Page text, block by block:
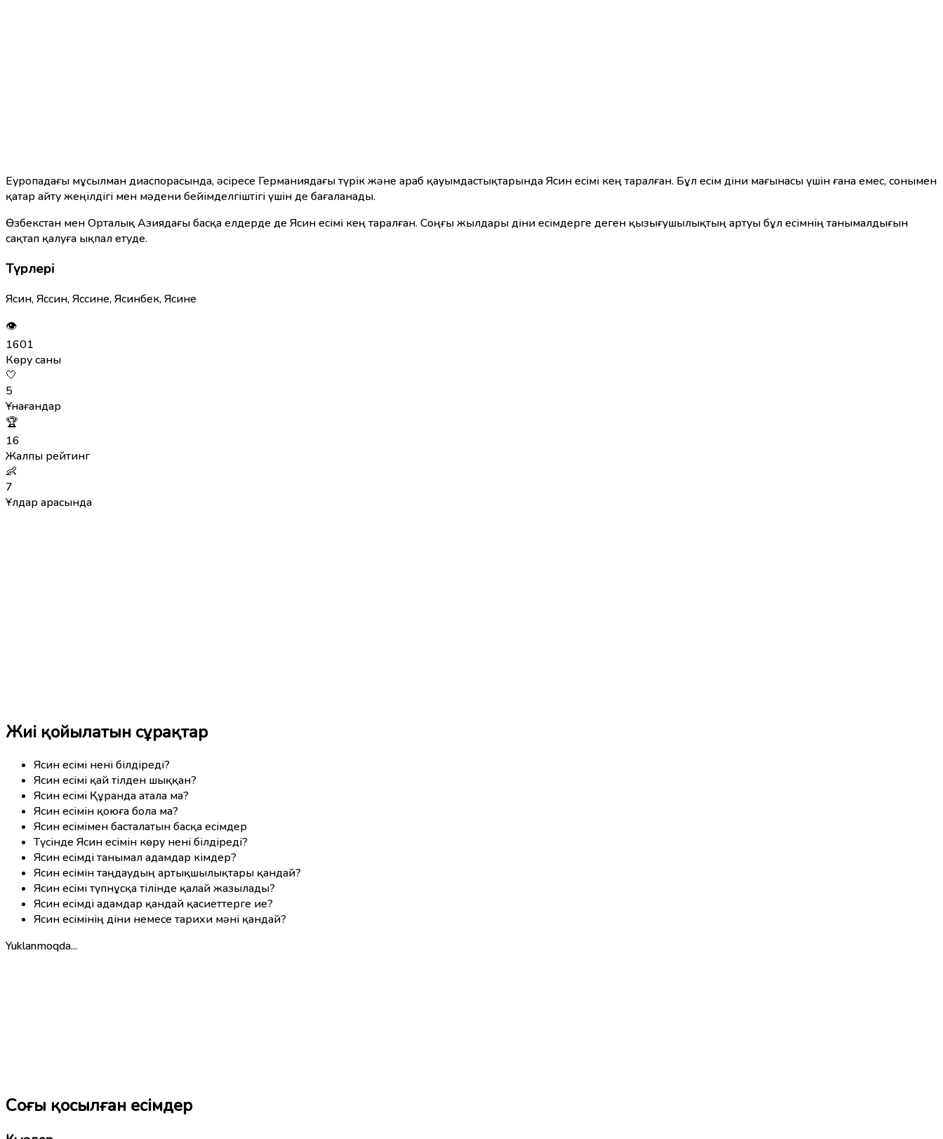
Еуропадағы мұсылман диаспорасында, әсіресе Германиядағы түрік және араб қауымдастықтарында Ясин есімі кең таралған. Бұл есім діни мағынасы үшін ғана емес, сонымен
қатар айту жеңілдігі мен мәдени бейімделгіштігі үшін де бағаланады.
Өзбекстан мен Орталық Азиядағы басқа елдерде де Ясин есімі кең таралған. Соңғы жылдары діни есімдерге деген қызығушылықтың артуы бұл есімнің танымалдығын
сақтап қалуға ықпал етуде.
Түрлері
Ясин, Яссин, Яссине, Ясинбек, Ясине
👁
1601
Көру саны
🤍
5
Ұнағандар
🏆
16
Жалпы рейтинг
👶
7
Ұлдар арасында
Жиі қойылатын сұрақтар
Ясин есімі нені білдіреді?
Ясин есімі қай тілден шыққан?
Ясин есімі Құранда атала ма?
Ясин есімін қоюға бола ма?
Ясин есімімен басталатын басқа есімдер
Түсінде Ясин есімін көру нені білдіреді?
Ясин есімді танымал адамдар кімдер?
Ясин есімін таңдаудың артықшылықтары қандай?
Ясин есімі түпнұсқа тілінде қалай жазылады?
Ясин есімді адамдар қандай қасиеттерге ие?
Ясин есімінің діни немесе тарихи мәні қандай?
Yuklanmoqda...
Соңғы қосылған есімдер